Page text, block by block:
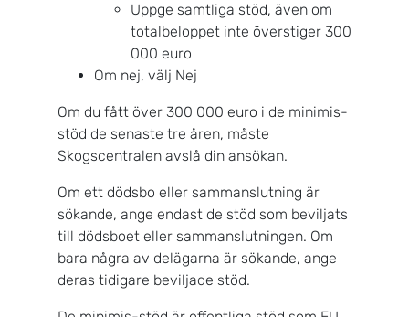
Uppge samtliga stöd, även om
totalbeloppet inte överstiger 300
000 euro
Om nej, välj Nej
Om du fått över 300 000 euro i de minimis-
stöd de senaste tre åren, måste
Skogscentralen avslå din ansökan.
Om ett dödsbo eller sammanslutning är
sökande, ange endast de stöd som beviljats
till dödsboet eller sammanslutningen. Om
bara några av delägarna är sökande, ange
deras tidigare beviljade stöd.